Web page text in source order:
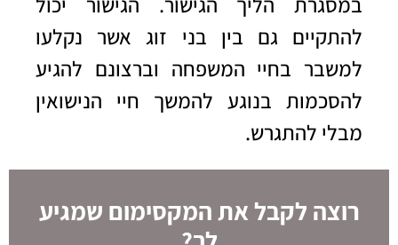
להתקיים גם בין בני זוג אשר נקלעו
למשבר בחיי המשפחה וברצונם להגיע
להסכמות בנוגע להמשך חיי הנישואין
מבלי להתגרש.
רוצה לקבל את המקסימום שמגיע